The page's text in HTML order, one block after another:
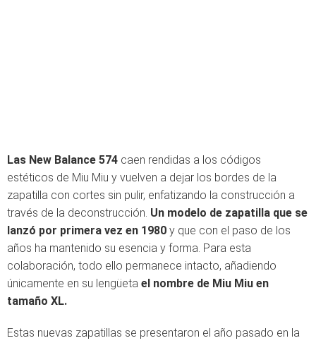
Las New Balance 574 caen rendidas a los códigos
estéticos de Miu Miu y vuelven a dejar los bordes de la
zapatilla con cortes sin pulir, enfatizando la construcción a
través de la deconstrucción. Un modelo de zapatilla que se
lanzó por primera vez en 1980 y que con el paso de los
años ha mantenido su esencia y forma. Para esta
colaboración, todo ello permanece intacto, añadiendo
únicamente en su lengüeta el nombre de Miu Miu en
tamaño XL.
Estas nuevas zapatillas se presentaron el año pasado en la